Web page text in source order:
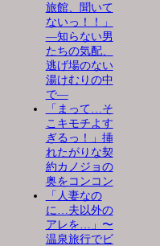
旅館、聞いて
ないっ！！」
―知らない男
たちの気配、
逃げ場のない
湯けむりの中
で―
「まって…そ
こキモチよす
ぎるっ！」挿
れたがりな契
約カノジョの
奥をコンコン
「人妻なの
に…夫以外の
アレを…」〜
温泉旅行でビ